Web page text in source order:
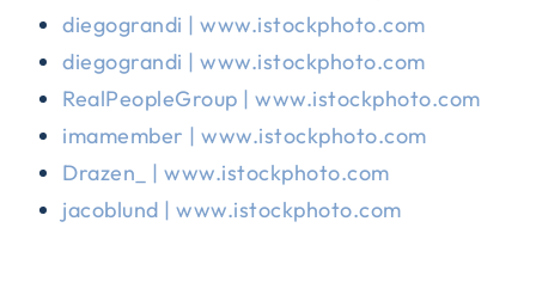
diegograndi | www.istockphoto.com
diegograndi | www.istockphoto.com
RealPeopleGroup | www.istockphoto.com
imamember | www.istockphoto.com
Drazen_ | www.istockphoto.com
jacoblund | www.istockphoto.com